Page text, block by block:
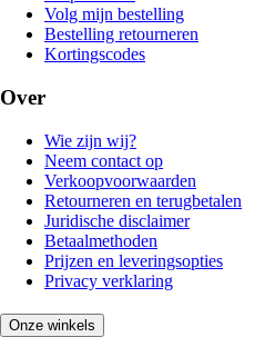
Volg mijn bestelling
Bestelling retourneren
Kortingscodes
Over
Wie zijn wij?
Neem contact op
Verkoopvoorwaarden
Retourneren en terugbetalen
Juridische disclaimer
Betaalmethoden
Prijzen en leveringsopties
Privacy verklaring
Onze winkels